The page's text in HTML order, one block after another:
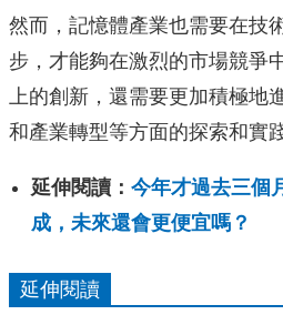
然而，記憶體產業也需要在技
步，才能夠在激烈的市場競爭
上的創新，還需要更加積極地
和產業轉型等方面的探索和實踐
延伸閱讀： 今年才過去三個
成，未來還會更便宜嗎？
延伸閱讀